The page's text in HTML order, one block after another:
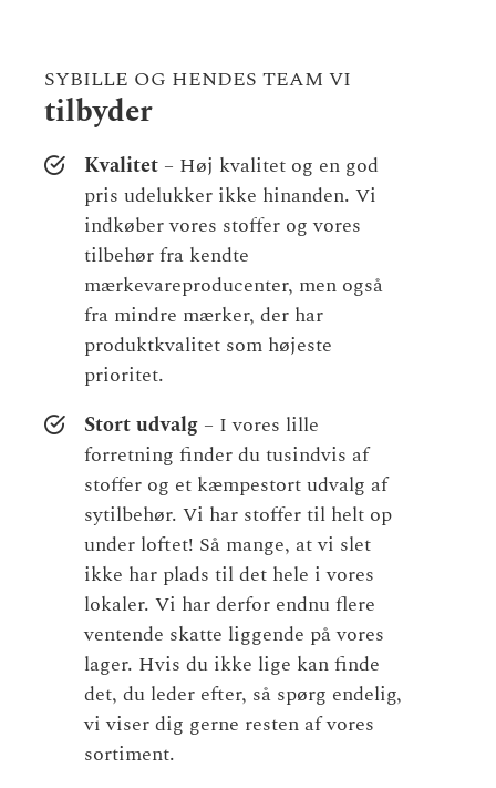
SYBILLE OG HENDES TEAM VI
tilbyder
Kvalitet – Høj kvalitet og en god
pris udelukker ikke hinanden. Vi
indkøber vores stoffer og vores
tilbehør fra kendte
mærkevareproducenter, men også
fra mindre mærker, der har
produktkvalitet som højeste
prioritet.
Stort udvalg – I vores lille
forretning finder du tusindvis af
stoffer og et kæmpestort udvalg af
sytilbehør. Vi har stoffer til helt op
under loftet! Så mange, at vi slet
ikke har plads til det hele i vores
lokaler. Vi har derfor endnu flere
ventende skatte liggende på vores
lager. Hvis du ikke lige kan finde
det, du leder efter, så spørg endelig,
vi viser dig gerne resten af vores
sortiment.